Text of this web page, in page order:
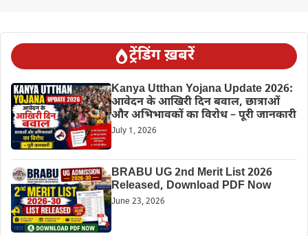
ट्रेंडिंग ख़बरें
Kanya Utthan Yojana Update 2026:
आवेदन के आखिरी दिन बवाल, छात्राओं
और अभिभावकों का विरोध – पूरी जानकारी
July 1, 2026
BRABU UG 2nd Merit List 2026
Released, Download PDF Now
June 23, 2026